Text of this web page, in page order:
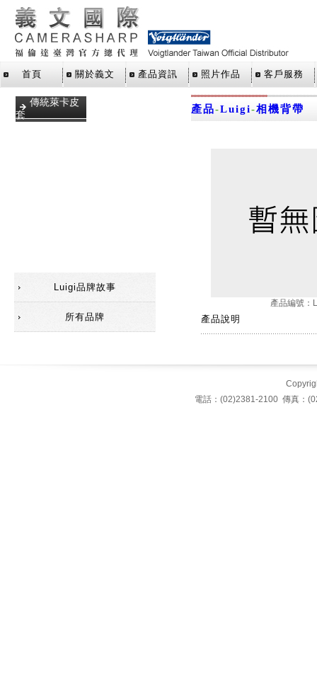
首頁 關於義文 產品資訊 照片作品 客戶服務
傳統萊卡皮
套
Luigi品牌故事
所有品牌
產品-Luigi-相機背帶
產品編號：
產品說明
電話：(02)2381-2100 傳真：